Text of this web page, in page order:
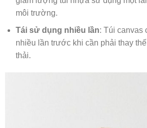
môi trường.
Tái sử dụng nhiều lần: Túi canvas
nhiều lần trước khi cần phải thay
thải.